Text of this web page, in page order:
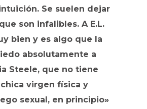
Se suelen dejar
son infalibles. A E.L.
bien y es algo que la
absolutamente a
Steele, que no tiene
chica virgen física y
sexual, en principio»